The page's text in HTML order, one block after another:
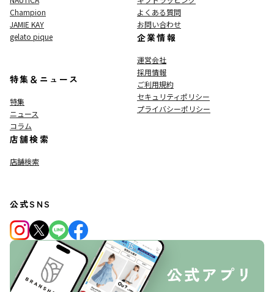
Champion
JAMIE KAY
gelato pique
特集＆ニュース
特集
ニュース
コラム
店舗検索
店舗検索
よくある質問
お問い合わせ
企業情報
運営会社
採用情報
ご利用規約
セキュリティポリシー
プライバシーポリシー
公式SNS